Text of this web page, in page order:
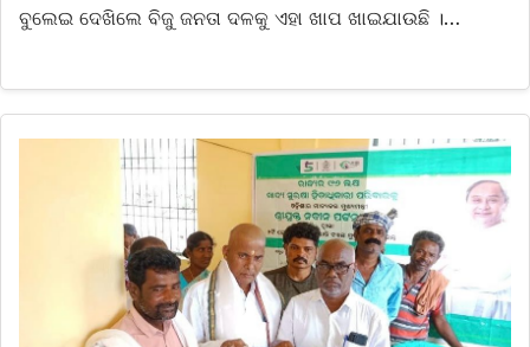
ବୁଲେଇ ଦେଖିଲେ ବିଜୁ ଜନତା ଦଳକୁ ଏହା ଖାପ ଖାଇଯାଉଛି ।…